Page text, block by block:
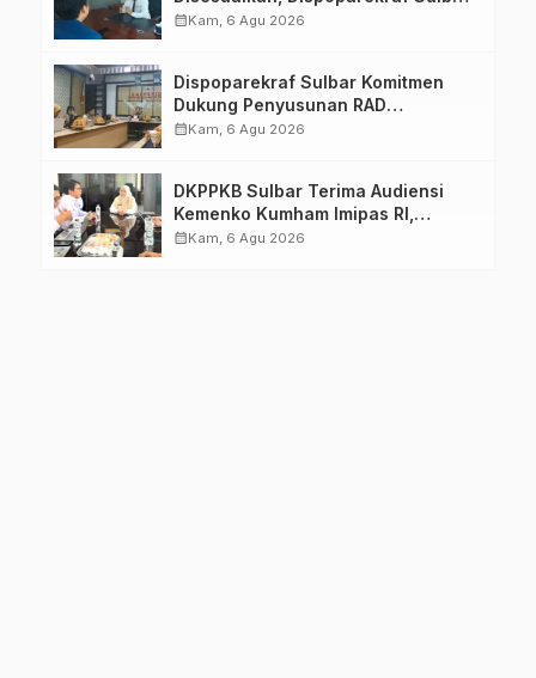
Pastikan Persiapan Tetap
calendar_monthKam, 6 Agu 2026
Dispoparekraf Sulbar Komitmen
Dukung Penyusunan RAD
TPB/SDGs Sulawesi Barat
calendar_monthKam, 6 Agu 2026
DKPPKB Sulbar Terima Audiensi
Kemenko Kumham Imipas RI,
Perkuat Pelayanan Kesehatan bagi
calendar_monthKam, 6 Agu 2026